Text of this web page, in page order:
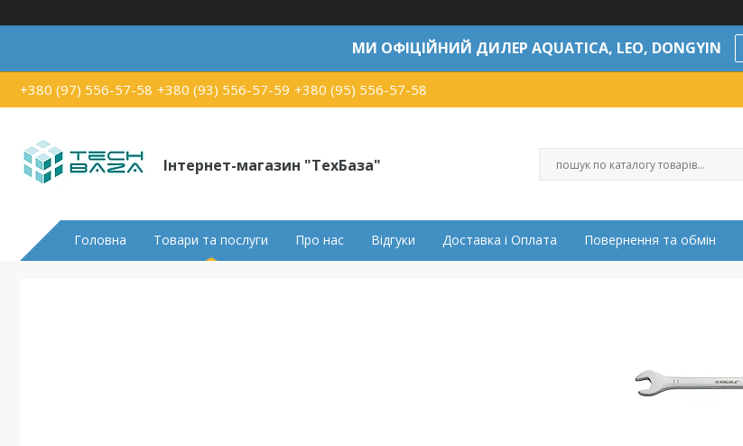
МИ ОФІЦІЙНИЙ ДИЛЕР AQUATICA, LEO, DONGYIN
+380 (97) 556-57-58 +380 (93) 556-57-59 +380 (95) 556-57-58
Інтернет-магазин "ТехБаза"
Головна Товари та послуги Про нас Відгуки Доставка і Оплата Повернення та обмін